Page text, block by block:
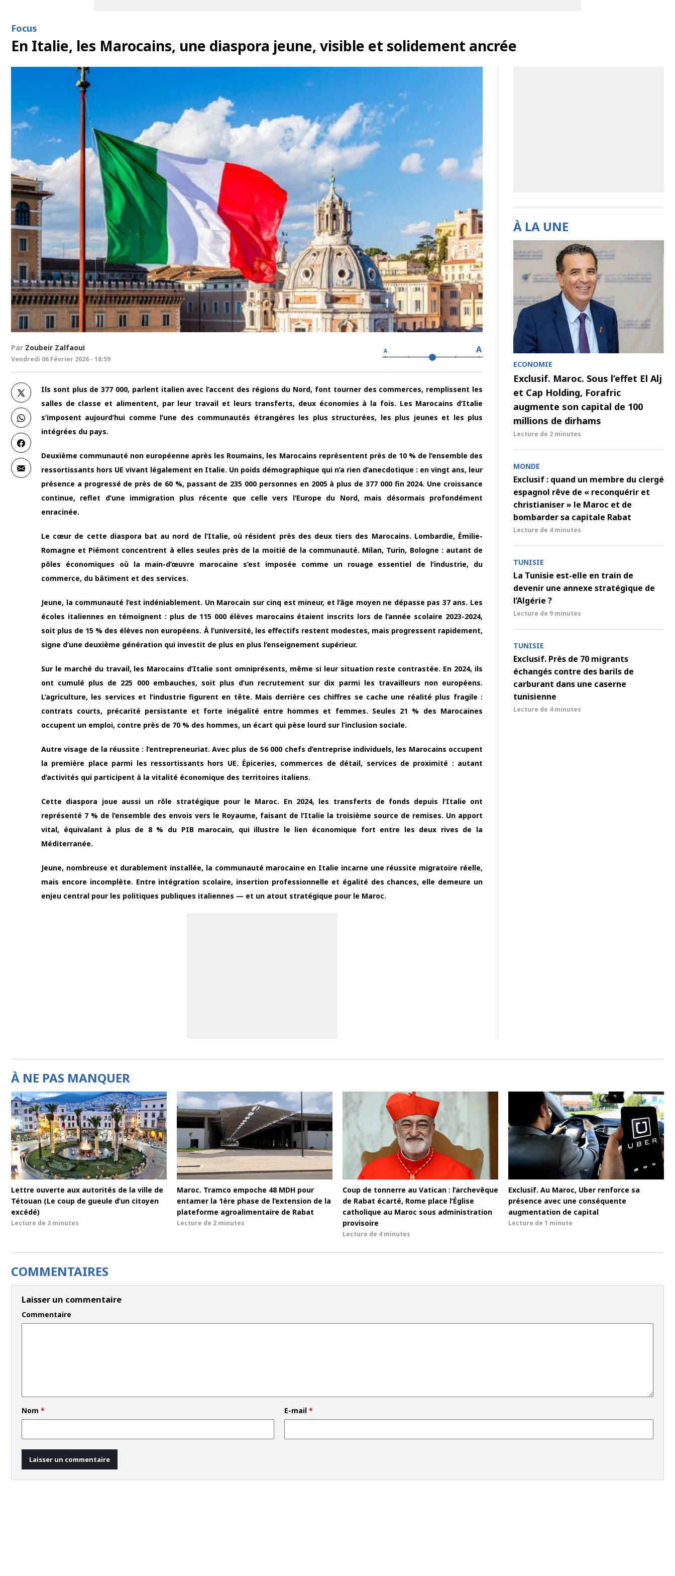
Focus
En Italie, les Marocains, une diaspora jeune, visible et solidement ancrée
Par Zoubeir Zalfaoui
Vendredi 06 Février 2026 - 18:59
A A
Ils sont plus de 377 000, parlent italien avec l’accent des régions du Nord, font tourner des commerces, remplissent les
salles de classe et alimentent, par leur travail et leurs transferts, deux économies à la fois. Les Marocains d’Italie
s’imposent aujourd’hui comme l’une des communautés étrangères les plus structurées, les plus jeunes et les plus
intégrées du pays.
Deuxième communauté non européenne après les Roumains, les Marocains représentent près de 10 % de l’ensemble des
ressortissants hors UE vivant légalement en Italie. Un poids démographique qui n’a rien d’anecdotique : en vingt ans, leur
présence a progressé de près de 60 %, passant de 235 000 personnes en 2005 à plus de 377 000 fin 2024. Une croissance
continue, reflet d’une immigration plus récente que celle vers l’Europe du Nord, mais désormais profondément
enracinée.
Le cœur de cette diaspora bat au nord de l’Italie, où résident près des deux tiers des Marocains. Lombardie, Émilie-
Romagne et Piémont concentrent à elles seules près de la moitié de la communauté. Milan, Turin, Bologne : autant de
pôles économiques où la main-d’œuvre marocaine s’est imposée comme un rouage essentiel de l’industrie, du
commerce, du bâtiment et des services.
Jeune, la communauté l’est indéniablement. Un Marocain sur cinq est mineur, et l’âge moyen ne dépasse pas 37 ans. Les
écoles italiennes en témoignent : plus de 115 000 élèves marocains étaient inscrits lors de l’année scolaire 2023-2024,
soit plus de 15 % des élèves non européens. À l’université, les effectifs restent modestes, mais progressent rapidement,
signe d’une deuxième génération qui investit de plus en plus l’enseignement supérieur.
Sur le marché du travail, les Marocains d’Italie sont omniprésents, même si leur situation reste contrastée. En 2024, ils
ont cumulé plus de 225 000 embauches, soit plus d’un recrutement sur dix parmi les travailleurs non européens.
L’agriculture, les services et l’industrie figurent en tête. Mais derrière ces chiffres se cache une réalité plus fragile :
contrats courts, précarité persistante et forte inégalité entre hommes et femmes. Seules 21 % des Marocaines
occupent un emploi, contre près de 70 % des hommes, un écart qui pèse lourd sur l’inclusion sociale.
Autre visage de la réussite : l’entrepreneuriat. Avec plus de 56 000 chefs d’entreprise individuels, les Marocains occupent
la première place parmi les ressortissants hors UE. Épiceries, commerces de détail, services de proximité : autant
d’activités qui participent à la vitalité économique des territoires italiens.
Cette diaspora joue aussi un rôle stratégique pour le Maroc. En 2024, les transferts de fonds depuis l’Italie ont
représenté 7 % de l’ensemble des envois vers le Royaume, faisant de l’Italie la troisième source de remises. Un apport
vital, équivalant à plus de 8 % du PIB marocain, qui illustre le lien économique fort entre les deux rives de la
Méditerranée.
Jeune, nombreuse et durablement installée, la communauté marocaine en Italie incarne une réussite migratoire réelle,
mais encore incomplète. Entre intégration scolaire, insertion professionnelle et égalité des chances, elle demeure un
enjeu central pour les politiques publiques italiennes — et un atout stratégique pour le Maroc.
À LA UNE
ECONOMIE
Exclusif. Maroc. Sous l’effet El Alj
et Cap Holding, Forafric
augmente son capital de 100
millions de dirhams
Lecture de 2 minutes
MONDE
Exclusif : quand un membre du clergé
espagnol rêve de « reconquérir et
christianiser » le Maroc et de
bombarder sa capitale Rabat
Lecture de 4 minutes
TUNISIE
La Tunisie est-elle en train de
devenir une annexe stratégique de
l’Algérie ?
Lecture de 9 minutes
TUNISIE
Exclusif. Près de 70 migrants
échangés contre des barils de
carburant dans une caserne
tunisienne
Lecture de 4 minutes
À NE PAS MANQUER
Lettre ouverte aux autorités de la ville de
Tétouan (Le coup de gueule d’un citoyen
excédé)
Lecture de 3 minutes
Maroc. Tramco empoche 48 MDH pour
entamer la 1ère phase de l’extension de la
plateforme agroalimentaire de Rabat
Lecture de 2 minutes
Coup de tonnerre au Vatican : l’archevêque
de Rabat écarté, Rome place l’Église
catholique au Maroc sous administration
provisoire
Lecture de 4 minutes
Exclusif. Au Maroc, Uber renforce sa
présence avec une conséquente
augmentation de capital
Lecture de 1 minute
COMMENTAIRES
Laisser un commentaire
Commentaire
Nom * E-mail*